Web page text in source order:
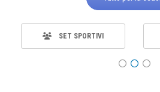
SET SPORTIVI